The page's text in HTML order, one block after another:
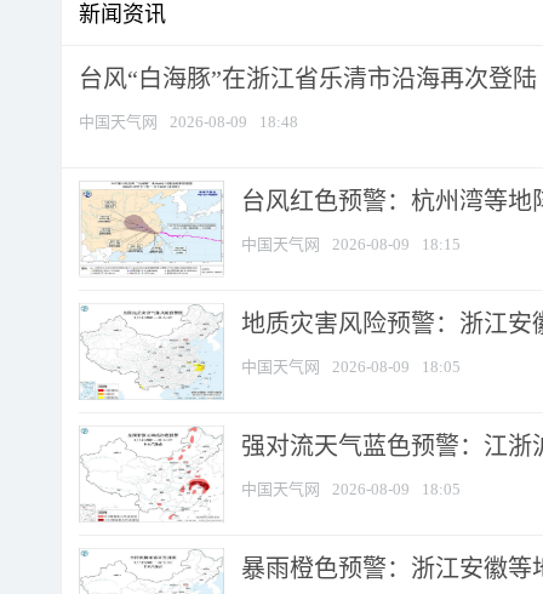
新闻资讯
台风“白海豚”在浙江省乐清市沿海再次登陆
中国天气网 2026-08-09 18:48
台风红色预警：杭州湾等地
中国天气网 2026-08-09 18:15
地质灾害风险预警：浙江安
中国天气网 2026-08-09 18:05
强对流天气蓝色预警：江浙
中国天气网 2026-08-09 18:05
暴雨橙色预警：浙江安徽等